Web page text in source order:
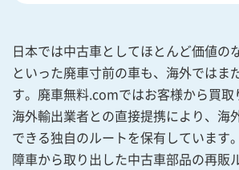
日本では中古車としてほとんど価値の
といった廃車寸前の車も、海外ではま
す。廃車無料.comではお客様から買取
海外輸出業者との直接提携により、海
できる独自のルートを保有しています
障車から取り出した中古車部品の再販